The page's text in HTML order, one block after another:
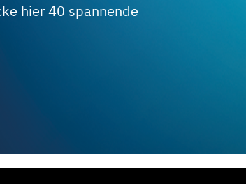
hier 40 spannende